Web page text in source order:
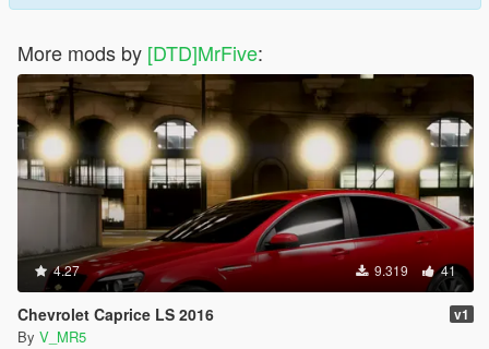
More mods by [DTD]MrFive:
4.27 9.319 41
Chevrolet Caprice LS 2016 v1
By V_MR5